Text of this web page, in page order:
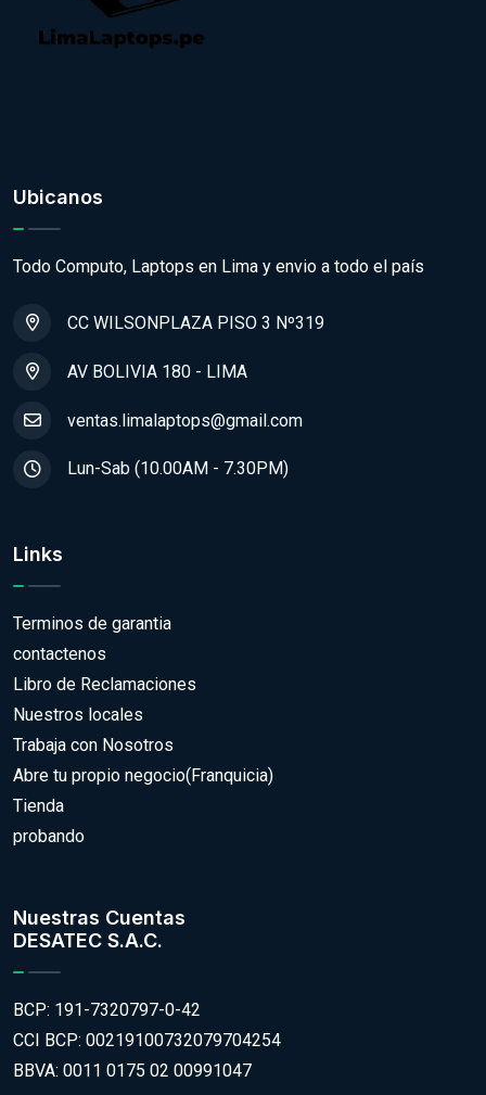
Ubicanos
Todo Computo, Laptops en Lima y envio a todo el país
CC WILSONPLAZA PISO 3 Nº319
AV BOLIVIA 180 - LIMA
ventas.limalaptops@gmail.com
Lun-Sab (10.00AM - 7.30PM)
Links
Terminos de garantia
contactenos
Libro de Reclamaciones
Nuestros locales
Trabaja con Nosotros
Abre tu propio negocio(Franquicia)
Tienda
probando
Nuestras Cuentas
DESATEC S.A.C.
BCP: 191-7320797-0-42
CCI BCP: 00219100732079704254
BBVA: 0011 0175 02 00991047